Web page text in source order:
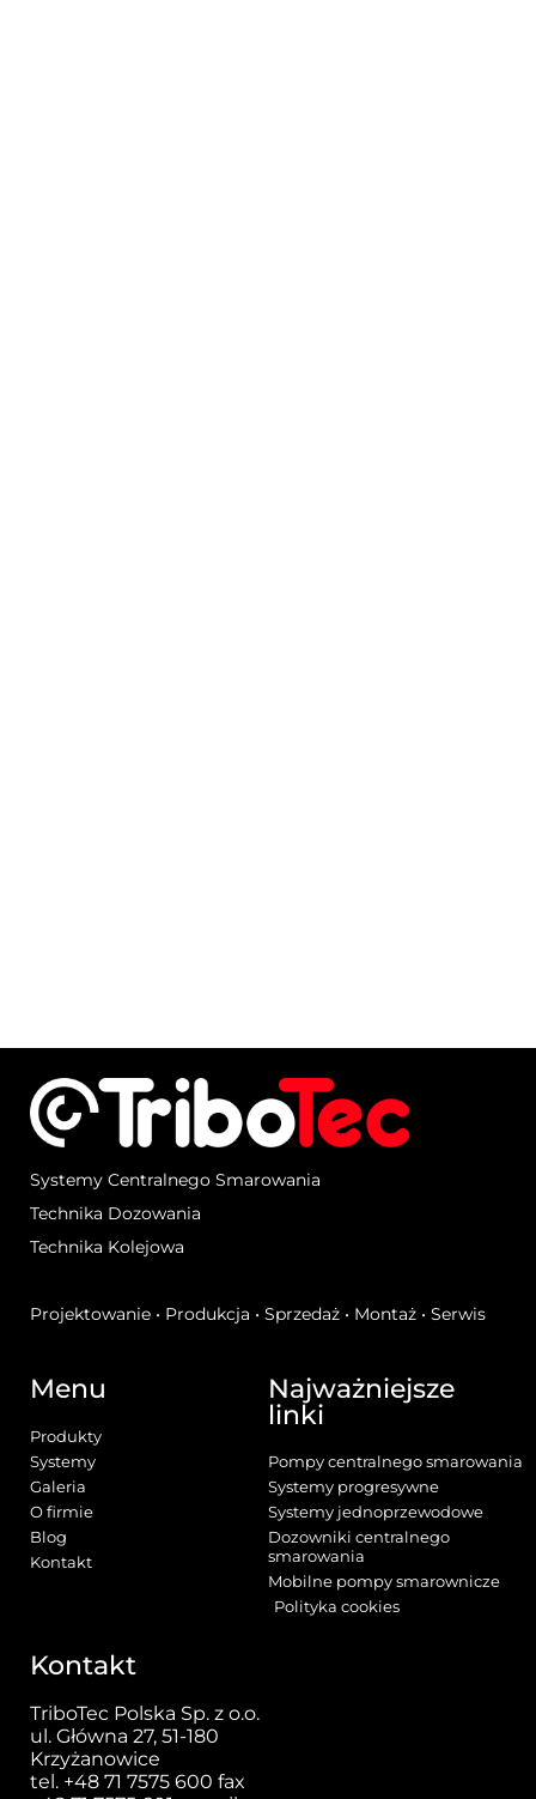
Systemy Centralnego Smarowania
Technika Dozowania
Technika Kolejowa
Projektowanie • Produkcja • Sprzedaż • Montaż • Serwis
Menu
Produkty
Systemy
Galeria
O firmie
Blog
Kontakt
Najważniejsze
linki
Pompy centralnego smarowania
Systemy progresywne
Systemy jednoprzewodowe
Dozowniki centralnego
smarowania
Mobilne pompy smarownicze
Polityka cookies
Kontakt
TriboTec Polska Sp. z o.o.
ul. Główna 27, 51-180
Krzyżanowice
tel. +48 71 7575 600 fax